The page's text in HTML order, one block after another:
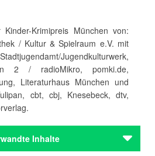
Krimipreis München von:
/ Kultur & Spielraum e.V. mit
Jugendkulturwerk,
2 / radioMikro, pomki.de,
Literaturhaus München und
cbt, cbj, Knesebeck, dtv,
Inhalte